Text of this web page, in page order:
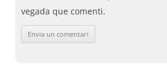
vegada que comenti.